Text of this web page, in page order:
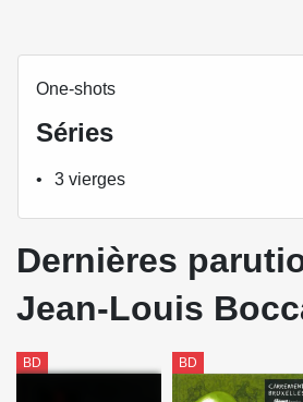
One-shots
Séries
3 vierges
Dernières
Jean-Louis
BD BD